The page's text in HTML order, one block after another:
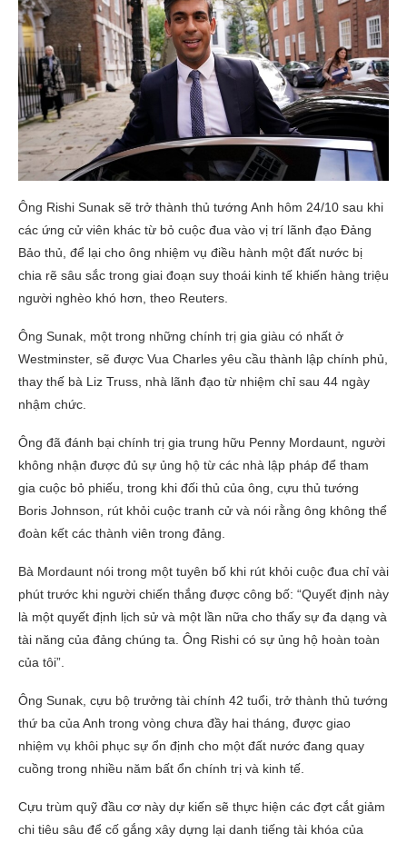
Ông Rishi Sunak sẽ trở thành thủ tướng Anh hôm 24/10 sau khi
các ứng cử viên khác từ bỏ cuộc đua vào vị trí lãnh đạo Đảng
Bảo thủ, để lại cho ông nhiệm vụ điều hành một đất nước bị
chia rẽ sâu sắc trong giai đoạn suy thoái kinh tế khiến hàng triệu
người nghèo khó hơn, theo Reuters.
Ông Sunak, một trong những chính trị gia giàu có nhất ở
Westminster, sẽ được Vua Charles yêu cầu thành lập chính phủ,
thay thế bà Liz Truss, nhà lãnh đạo từ nhiệm chỉ sau 44 ngày
nhậm chức.
Ông đã đánh bại chính trị gia trung hữu Penny Mordaunt, người
không nhận được đủ sự ủng hộ từ các nhà lập pháp để tham
gia cuộc bỏ phiếu, trong khi đối thủ của ông, cựu thủ tướng
Boris Johnson, rút khỏi cuộc tranh cử và nói rằng ông không thể
đoàn kết các thành viên trong đảng.
Bà Mordaunt nói trong một tuyên bố khi rút khỏi cuộc đua chỉ vài
phút trước khi người chiến thắng được công bố: “Quyết định này
là một quyết định lịch sử và một lần nữa cho thấy sự đa dạng và
tài năng của đảng chúng ta. Ông Rishi có sự ủng hộ hoàn toàn
của tôi”.
Ông Sunak, cựu bộ trưởng tài chính 42 tuổi, trở thành thủ tướng
thứ ba của Anh trong vòng chưa đầy hai tháng, được giao
nhiệm vụ khôi phục sự ổn định cho một đất nước đang quay
cuồng trong nhiều năm bất ổn chính trị và kinh tế.
Cựu trùm quỹ đầu cơ này dự kiến sẽ thực hiện các đợt cắt giảm
chi tiêu sâu để cố gắng xây dựng lại danh tiếng tài khóa của